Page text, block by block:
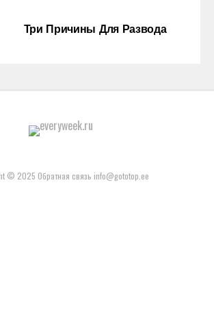
Три Причины Для Развода
© 2025 Обратная связь info@gototop.ee